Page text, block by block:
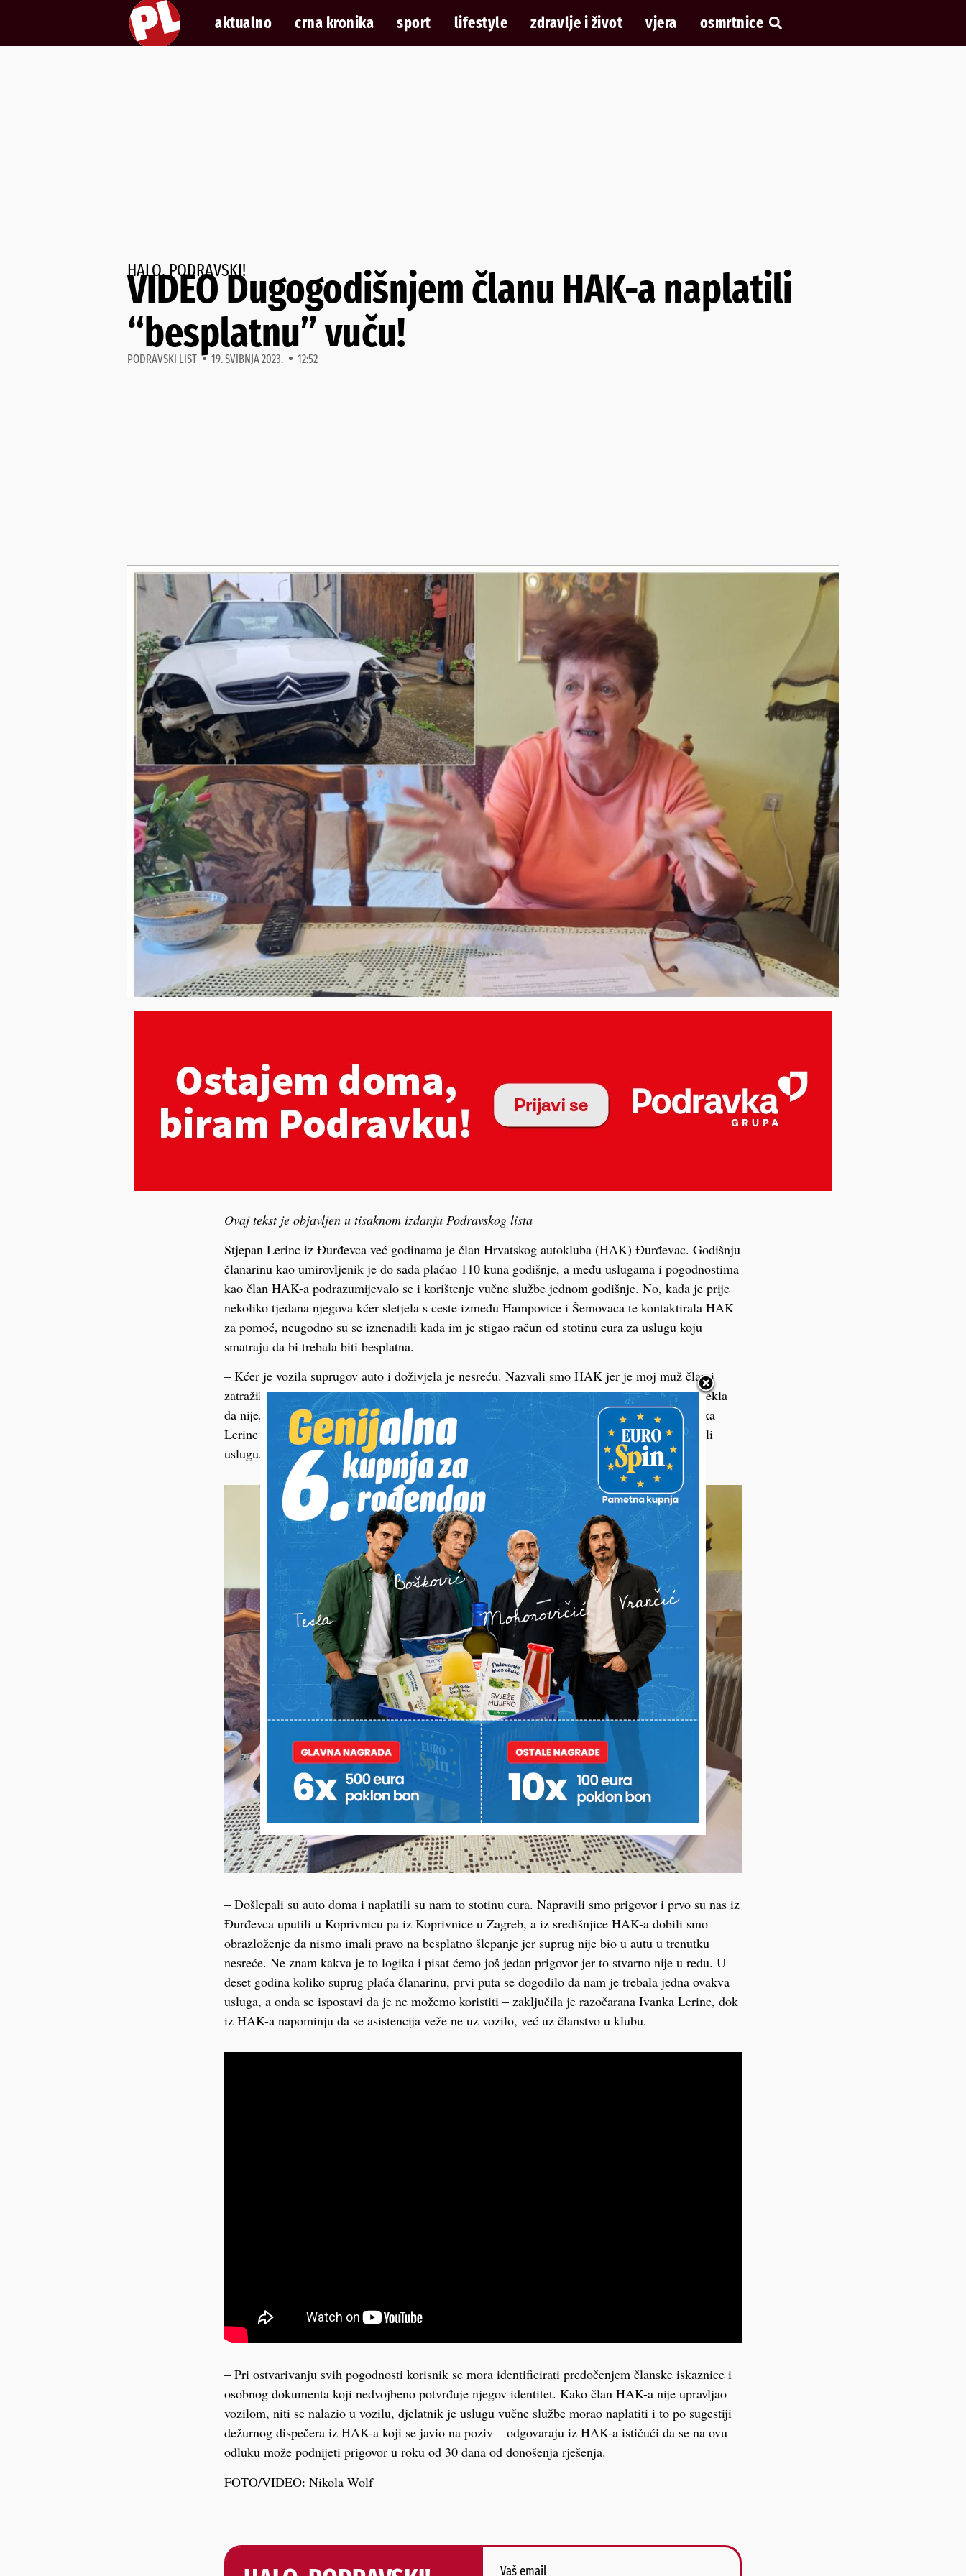
aktualno crna kronika sport lifestyle zdravlje i život vjera osmrtnice
HALO, PODRAVSKI!
VIDEO Dugogodišnjem članu HAK-a naplatili
“besplatnu” vuču!
PODRAVSKI LIST 19. SVIBNJA 2023. 12:52
Ovaj tekst je objavljen u tisaknom izdanju Podravskog lista
Stjepan Lerinc iz Đurđevca već godinama je član Hrvatskog autokluba (HAK) Đurđevac. Godišnju
članarinu kao umirovljenik je do sada plaćao 110 kuna godišnje, a među uslugama i pogodnostima
kao član HAK-a podrazumijevalo se i korištenje vučne službe jednom godišnje. No, kada je prije
nekoliko tjedana njegova kćer sletjela s ceste između Hampovice i Šemovaca te kontaktirala HAK
za pomoć, neugodno su se iznenadili kada im je stigao račun od stotinu eura za uslugu koju
smatraju da bi trebala biti besplatna.
– Kćer je vozila suprugov auto i doživjela je nesreću. Nazvali smo HAK jer je moj muž član i
zatražili dolazak vučne službe. Kada je kćer nazvala, pitali su je je li otac u autu, a kada je rekla
da nije, službenica je rekla da ona nema pravo na besplatnu vučnu službu – ispričala je Ivanka
Lerinc dodavši da je na mjesto nesreće ubrzo stigao i njen suprug, no svejedno su im naplatili
uslugu.
– Došlepali su auto doma i naplatili su nam to stotinu eura. Napravili smo prigovor i prvo su nas iz
Đurđevca uputili u Koprivnicu pa iz Koprivnice u Zagreb, a iz središnjice HAK-a dobili smo
obrazloženje da nismo imali pravo na besplatno šlepanje jer suprug nije bio u autu u trenutku
nesreće. Ne znam kakva je to logika i pisat ćemo još jedan prigovor jer to stvarno nije u redu. U
deset godina koliko suprug plaća članarinu, prvi puta se dogodilo da nam je trebala jedna ovakva
usluga, a onda se ispostavi da je ne možemo koristiti – zaključila je razočarana Ivanka Lerinc, dok
iz HAK-a napominju da se asistencija veže ne uz vozilo, već uz članstvo u klubu.
– Pri ostvarivanju svih pogodnosti korisnik se mora identificirati predočenjem članske iskaznice i
osobnog dokumenta koji nedvojbeno potvrđuje njegov identitet. Kako član HAK-a nije upravljao
vozilom, niti se nalazio u vozilu, djelatnik je uslugu vučne službe morao naplatiti i to po sugestiji
dežurnog dispečera iz HAK-a koji se javio na poziv – odgovaraju iz HAK-a ističući da se na ovu
odluku može podnijeti prigovor u roku od 30 dana od donošenja rješenja.
FOTO/VIDEO: Nikola Wolf
Vaš email